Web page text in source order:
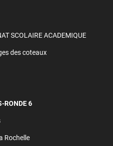
SCOLAIRE ACADEMIQUE
des coteaux
RONDE 6
Rochelle